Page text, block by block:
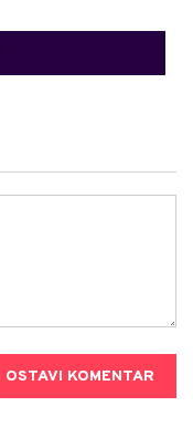
OSTAVI KOMENTAR